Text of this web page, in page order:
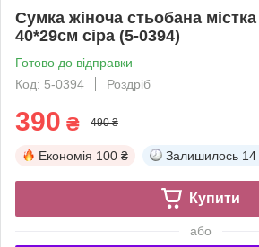
Сумка жіноча стьобана
40*29см сіра (5-0394)
Готово до відправки
Код: 5-0394
Роздріб
390 ₴ 490 ₴
Економія 100 ₴ Залишилось 14
Купити
або